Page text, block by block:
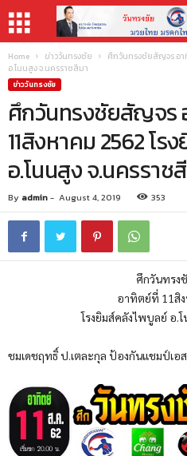
Home ข่าววันทรงชัย
ศึกวันทรงชัยสัญจร อา
อ.โนนสูง จ.นครราชสีมา
ข่าววันทรงชัย
ศึกวันทรงชัยสัญจร
11สิงหาคม 2562 โ
อ.โนนสูง จ.นครราช
By admin- August 4, 2019 353
ศึกวันทรง
อาทิตย์ที่ 11สิ
โรงยิมส์คลังไพบูลย์ อ.
ชมเดชฤทธิ์ ป.เตละกุล ป้องกันแชมป์เอ